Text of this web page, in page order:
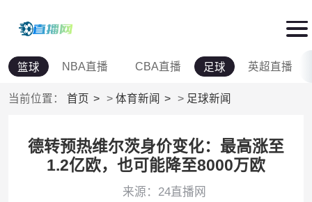
篮球 NBA直播 CBA直播 足球 英超直播
当前位置： 首页 > 体育新闻 > 足球新闻
德转预热维尔茨身价变化：最高涨至
1.2亿欧，也可能降至8000万欧
来源：24直播网